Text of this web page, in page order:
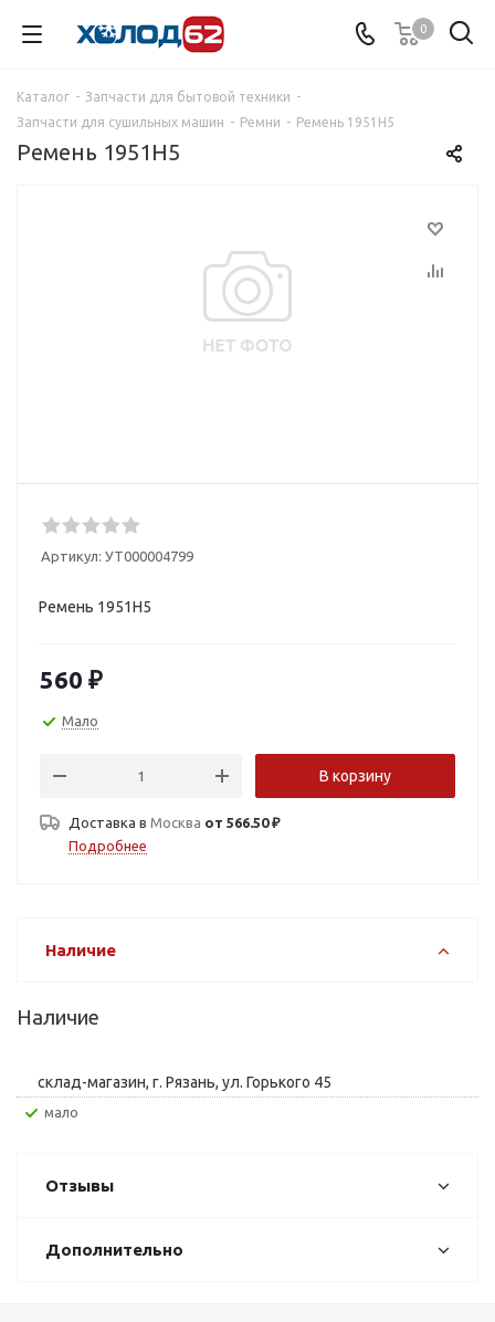
0
Каталог - Запчасти для бытовой техники -
Запчасти для сушильных машин - Ремни - Ремень 1951H5
Ремень 1951H5
Артикул: УТ000004799
Ремень 1951H5
560 ₽
Мало
В корзину
Доставка в Москва от 566.50 ₽
Подробнее
Наличие
Наличие
склад-магазин, г. Рязань, ул. Горького 45
Мало
Отзывы
Дополнительно